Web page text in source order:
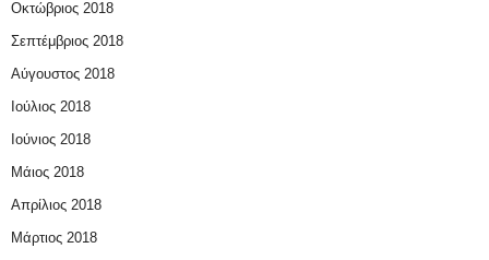
Οκτώβριος 2018
Σεπτέμβριος 2018
Αύγουστος 2018
Ιούλιος 2018
Ιούνιος 2018
Μάιος 2018
Απρίλιος 2018
Μάρτιος 2018